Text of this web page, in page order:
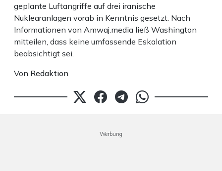
geplante Luftangriffe auf drei iranische
Nuklearanlagen vorab in Kenntnis gesetzt. Nach
Informationen von Amwaj.media ließ Washington
mitteilen, dass keine umfassende Eskalation
beabsichtigt sei.
Von Redaktion
Werbung